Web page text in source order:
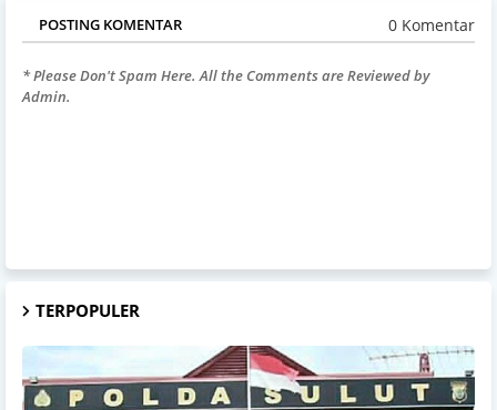
POSTING KOMENTAR 0 Komentar
* Please Don't Spam Here. All the Comments are Reviewed by
Admin.
TERPOPULER